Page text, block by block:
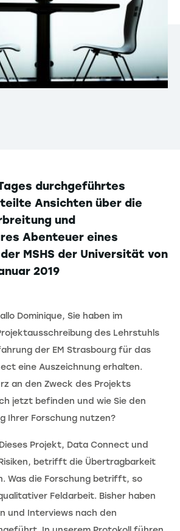
durchgeführtes
Ansichten über die
und
Abenteuer eines
MSHS der Universität von
2019
Dominique, Sie haben im
des Lehrstuhls
der EM Strasbourg für das
eine Auszeichnung erhalten.
an den Zweck des Projekts
jetzt befinden und wie Sie den
Ihrer Forschung nutzen?
Dieses Projekt, Data Connect und
betrifft die Übertragbarkeit
Was die Forschung betrifft, so
Feldarbeit. Bisher haben
und Interviews nach den